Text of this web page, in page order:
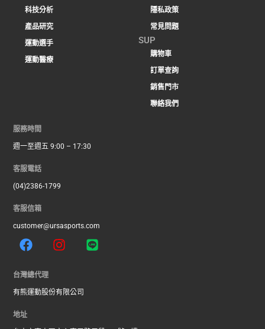
科技分析
產品研究
運動選手
運動醫療
隱私政策
常見問題
SUP
購物車
訂單查詢
銷售門市
聯絡我們
台灣總代理
有熊運動股份有限公司
地址
服務時間
週一至週五 9:00 – 17:30
客服電話
(04)2386-1799
客服信箱
customer@ursasports.com
F
a
e
b
o
I
n
a
L
i